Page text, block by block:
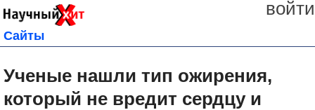
войти
Сайты
Ученые нашли тип ожирения,
который не вредит сердцу и